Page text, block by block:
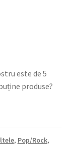
este de 5
produse?
, Pop/Rock,